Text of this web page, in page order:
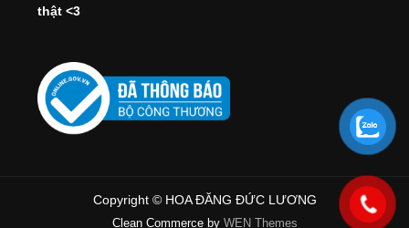
thật <3
Copyright © HOA ĐĂNG ĐỨC LƯƠNG
Clean Commerce by WEN Themes